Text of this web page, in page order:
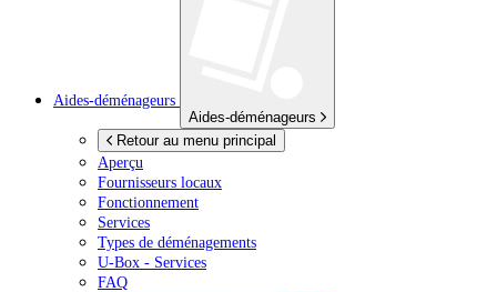
Aides-déménageurs
Aides-déménageurs
Retour au menu principal
Aperçu
Fournisseurs locaux
Fonctionnement
Services
Types de déménagements
U-Box - Services
FAQ